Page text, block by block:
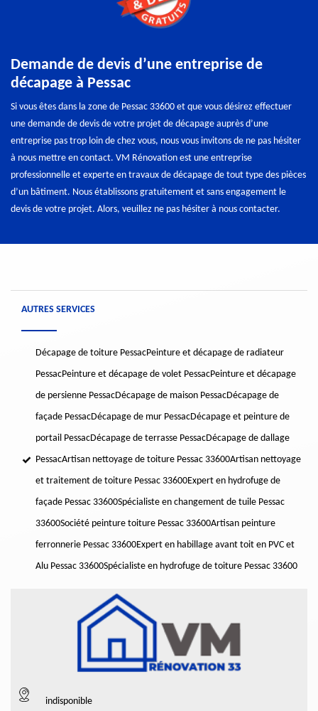
Demande de devis d’une entreprise de
décapage à Pessac
Si vous êtes dans la zone de Pessac 33600 et que vous désirez effectuer
une demande de devis de votre projet de décapage auprès d’une
entreprise pas trop loin de chez vous, nous vous invitons de ne pas hésiter
à nous mettre en contact. VM Rénovation est une entreprise
professionnelle et experte en travaux de décapage de tout type des pièces
d’un bâtiment. Nous établissons gratuitement et sans engagement le
devis de votre projet. Alors, veuillez ne pas hésiter à nous contacter.
AUTRES SERVICES
Décapage de toiture PessacPeinture et décapage de radiateur
PessacPeinture et décapage de volet PessacPeinture et décapage
de persienne PessacDécapage de maison PessacDécapage de
façade PessacDécapage de mur PessacDécapage et peinture de
portail PessacDécapage de terrasse PessacDécapage de dallage
PessacArtisan nettoyage de toiture Pessac 33600Artisan nettoyage
et traitement de toiture Pessac 33600Expert en hydrofuge de
façade Pessac 33600Spécialiste en changement de tuile Pessac
33600Société peinture toiture Pessac 33600Artisan peinture
ferronnerie Pessac 33600Expert en habillage avant toit en PVC et
Alu Pessac 33600Spécialiste en hydrofuge de toiture Pessac 33600
indisponible